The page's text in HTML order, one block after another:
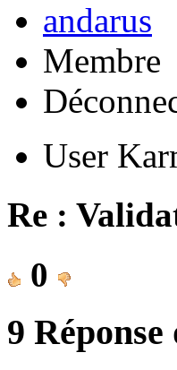
andarus
Membre
User
Re :
0
9 Réponse